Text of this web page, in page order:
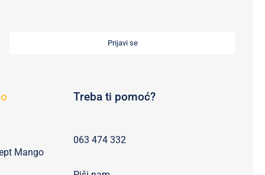
Prijavi se
Mango
Treba ti pomoć?
063 474 332